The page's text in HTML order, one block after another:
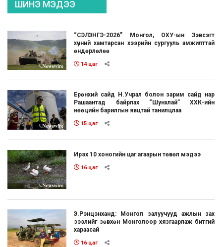
ШИНЭ МЭДЭЭ
“СЭЛЭНГЭ-2026” Монгол, ОХУ-ын Зэвсэгт
хүчний хамтарсан хээрийн сургууль амжилттай
өндөрлөлөө
14 цаг
Ерөнхий сайд Н.Учрал болон зарим сайд нар
Рашаантад байрлах “Шунхлай” ХХК-ийн
нөөцийн барилгын явцтай танилцлаа
15 цаг
Ирэх 10 хоногийн цаг агаарын төвөл мэдээ
16 цаг
Э.Рэнцэнханд: Монгол залуучууд ажлын зах
зээлийг зөвхөн Монголоор хязгаарлаж битгий
хараасай
16 цаг